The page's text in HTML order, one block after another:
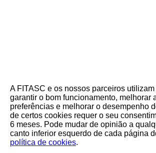
A FITASC e os nossos parceiros
garantir o bom funcionamento,
preferências e melhorar o desempenho
de certos cookies requer o seu
6 meses. Pode mudar de opinião a
canto inferior esquerdo de cada página
política de cookies.